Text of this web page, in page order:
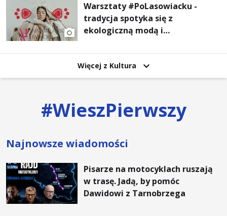
Warsztaty #PoLasowiacku -
tradycja spotyka się z
ekologiczną modą i
Więcej z Kultura
#WieszPierwszy
Najnowsze wiadomości
Pisarze na motocyklach ruszają
w trasę. Jadą, by pomóc
Dawidowi z Tarnobrzega